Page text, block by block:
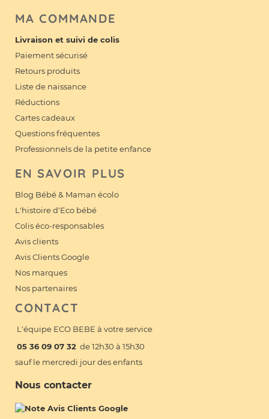
MA COMMANDE
Livraison et suivi de colis
Paiement sécurisé
Retours produits
Liste de naissance
Réductions
Cartes cadeaux
Questions fréquentes
Professionnels de la petite enfance
EN SAVOIR PLUS
Blog Bébé & Maman écolo
L'histoire d'Eco bébé
Colis éco-responsables
Avis clients
Avis Clients Google
Nos marques
Nos partenaires
CONTACT
L'équipe ECO BEBE à votre service
05 36 09 07 32 de 12h30 à 15h30
sauf le mercredi jour des enfants
Nous contacter